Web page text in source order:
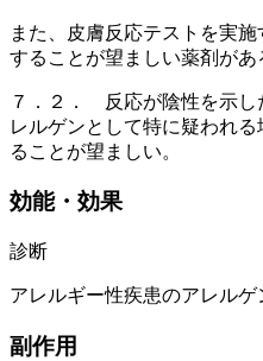
また、皮膚反応テストを実
することが望ましい薬剤があ
７．２． 反応が陰性を示し
レルゲンとして特に疑われ
ることが望ましい。
効能・効果
診断
アレルギー性疾患のアレルゲ
副作用